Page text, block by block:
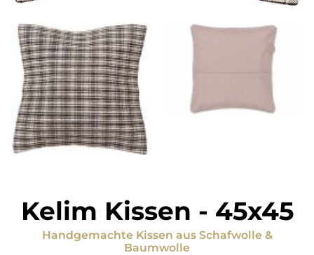
Kelim Kissen - 45x45
Handgemachte Kissen aus Schafwolle &
Baumwolle